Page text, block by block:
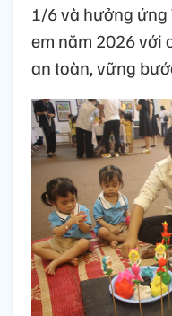
1/6 và hưởng
em năm 2026 với
an toàn, vững